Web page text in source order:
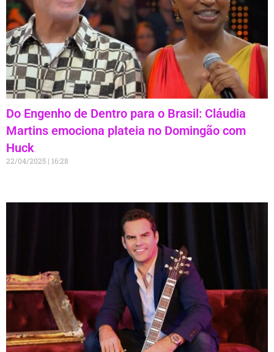
Do Engenho de Dentro para o Brasil: Cláudia
Martins emociona plateia no Domingão com
Huck
22/04/2025 16:28